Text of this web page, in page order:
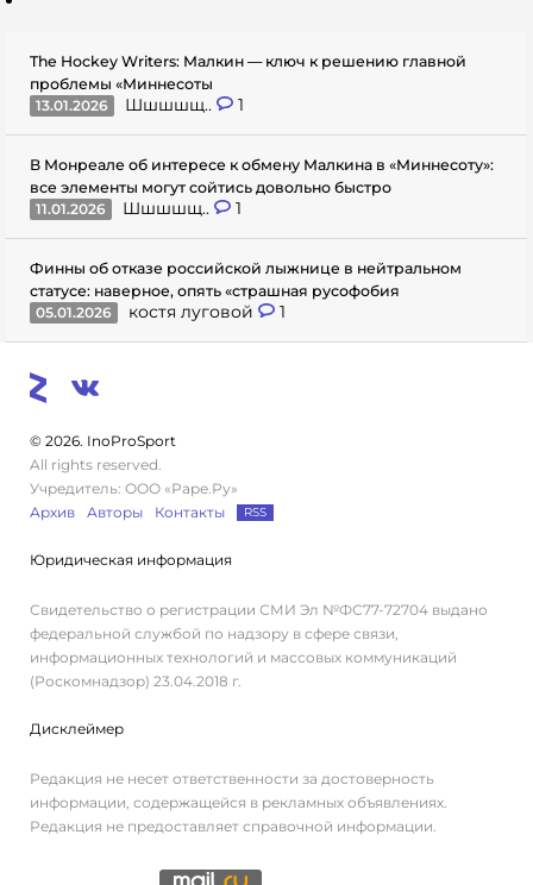
The Hockey Writers: Малкин — ключ к решению главной
проблемы «Миннесоты
13.01.2026
Шшшшщ.. 1
В Монреале об интересе к обмену Малкина в «Миннесоту»:
все элементы могут сойтись довольно быстро
11.01.2026
Шшшшщ.. 1
Финны об отказе российской лыжнице в нейтральном
статусе: наверное, опять «страшная русофобия
05.01.2026
костя луговой 1
© 2026. InoProSport
All rights reserved.
Учредитель: ООО «Раре.Ру»
Архив
Авторы Контакты RSS
Юридическая информация
Свидетельство о регистрации СМИ Эл №ФС77-72704 выдано
федеральной службой по надзору в сфере связи,
информационных технологий и массовых коммуникаций
(Роскомнадзор) 23.04.2018 г.
Дисклеймер
Редакция не несет ответственности за достоверность
информации, содержащейся в рекламных объявлениях.
Редакция не предоставляет справочной информации.